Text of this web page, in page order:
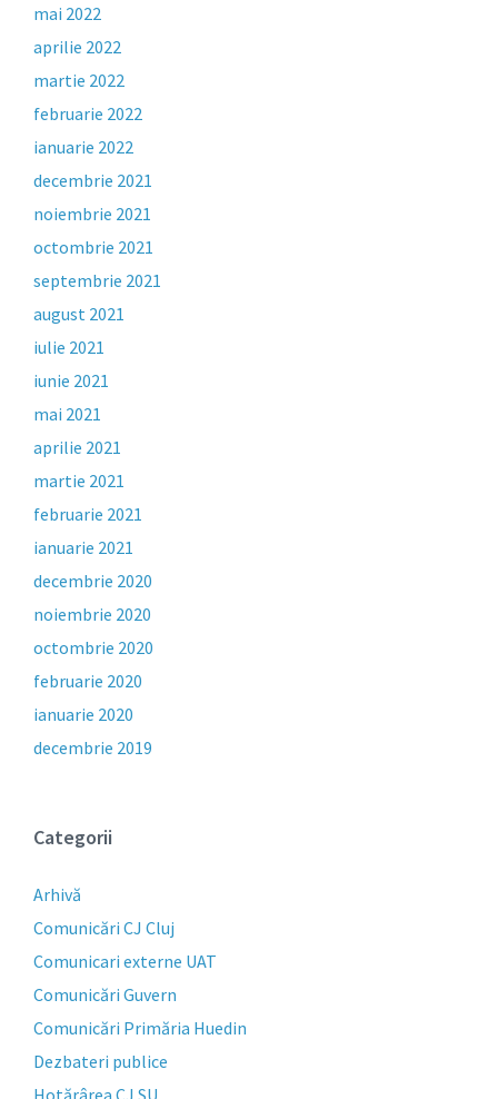
mai 2022
aprilie 2022
martie 2022
februarie 2022
ianuarie 2022
decembrie 2021
noiembrie 2021
octombrie 2021
septembrie 2021
august 2021
iulie 2021
iunie 2021
mai 2021
aprilie 2021
martie 2021
februarie 2021
ianuarie 2021
decembrie 2020
noiembrie 2020
octombrie 2020
februarie 2020
ianuarie 2020
decembrie 2019
Categorii
Arhivă
Comunicări CJ Cluj
Comunicari externe UAT
Comunicări Guvern
Comunicări Primăria Huedin
Dezbateri publice
Hotărârea CJ SU